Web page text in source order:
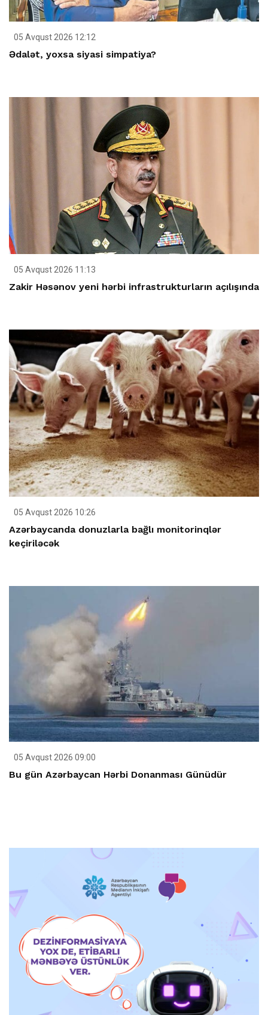
05 Avqust 2026 12:12
Ədalət, yoxsa siyasi simpatiya?
05 Avqust 2026 11:13
Zakir Həsənov yeni hərbi infrastrukturların açılışında
05 Avqust 2026 10:26
Azərbaycanda donuzlarla bağlı monitorinqlər
keçiriləcək
05 Avqust 2026 09:00
Bu gün Azərbaycan Hərbi Donanması Günüdür